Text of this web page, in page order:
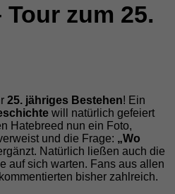
zum 25.
25. jähriges Bestehen! Ein
will natürlich gefeiert
Hatebreed nun ein Foto,
und die Frage: „Wo
Natürlich ließen auch die
auf sich warten. Fans aus allen
bisher zahlreich.